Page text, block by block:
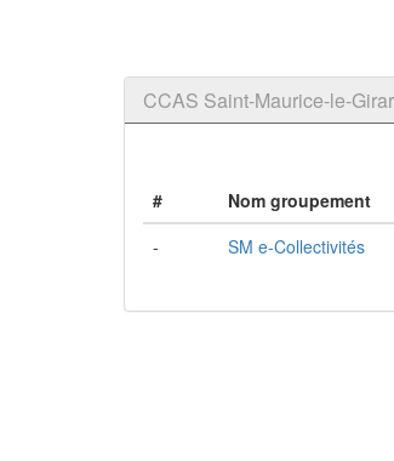
CCAS Saint-Maurice-le-
# Nom groupement
-
SM e-Collectivités